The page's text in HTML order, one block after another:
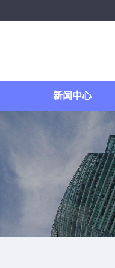
新闻中心